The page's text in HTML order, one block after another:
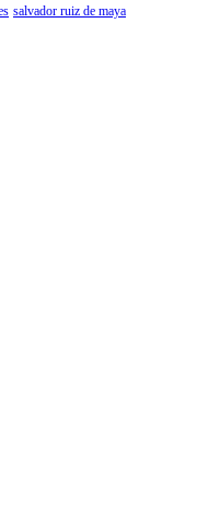
salvador ruiz de maya